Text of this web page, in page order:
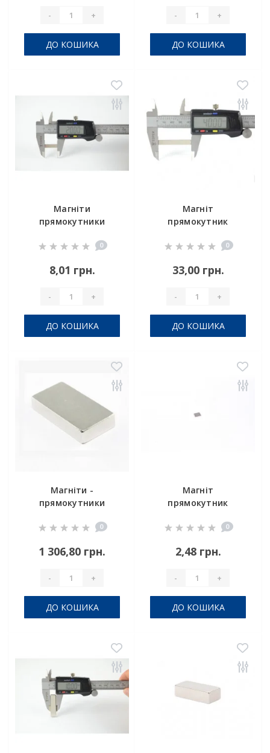
- +
ДО КОШИКА
- +
ДО КОШИКА
Магніти
прямокутники
0
8,01 грн.
- +
ДО КОШИКА
Магніт
прямокутник
0
33,00 грн.
- +
ДО КОШИКА
Магніти -
прямокутники
0
1 306,80 грн.
- +
ДО КОШИКА
Магніт
прямокутник
0
2,48 грн.
- +
ДО КОШИКА